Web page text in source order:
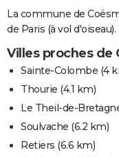
La commune de
de Paris (à vol d'oiseau).
Villes proches de
Sainte-Colombe (4
Thourie (4.1 km)
Le Theil-de-
Soulvache (6.2 km)
Retiers (6.6 km)